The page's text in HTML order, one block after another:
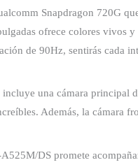
Snapdragon 720G
ofrece colores
de 90Hz, sentirás cada
una cámara
Además, la cámara
DS promete